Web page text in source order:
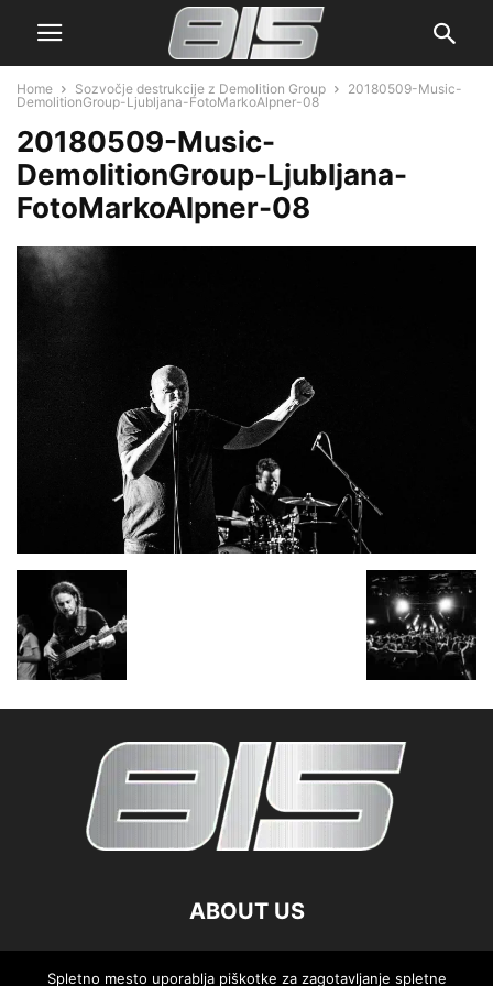
Home Sozvočje destrukcije z Demolition Group
20180509-Music-
DemolitionGroup-Ljubljana-FotoMarkoAlpner-08
20180509-Music-
DemolitionGroup-Ljubljana-
FotoMarkoAlpner-08
ABOUT US
FOLLOW US
Spletno mesto uporablja piškotke za zagotavljanje spletne